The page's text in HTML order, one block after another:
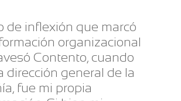
de inflexión que marcó
organizacional
Contento, cuando
dirección general de la
fue mi propia